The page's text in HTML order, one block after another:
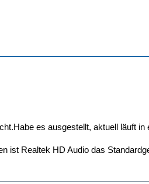
es ausgestellt, aktuell läuft
ist Realtek HD Audio das